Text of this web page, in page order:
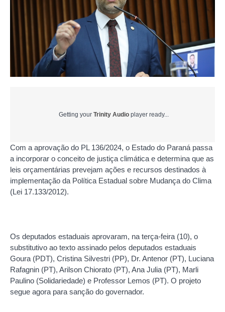
Getting your Trinity Audio player ready...
Com a aprovação do PL 136/2024, o Estado do Paraná passa
a incorporar o conceito de justiça climática e determina que as
leis orçamentárias prevejam ações e recursos destinados à
implementação da Política Estadual sobre Mudança do Clima
(Lei 17.133/2012).
Os deputados estaduais aprovaram, na terça-feira (10), o
substitutivo ao texto assinado pelos deputados estaduais
Goura (PDT), Cristina Silvestri (PP), Dr. Antenor (PT), Luciana
Rafagnin (PT), Arilson Chiorato (PT), Ana Julia (PT), Marli
Paulino (Solidariedade) e Professor Lemos (PT). O projeto
segue agora para sanção do governador.